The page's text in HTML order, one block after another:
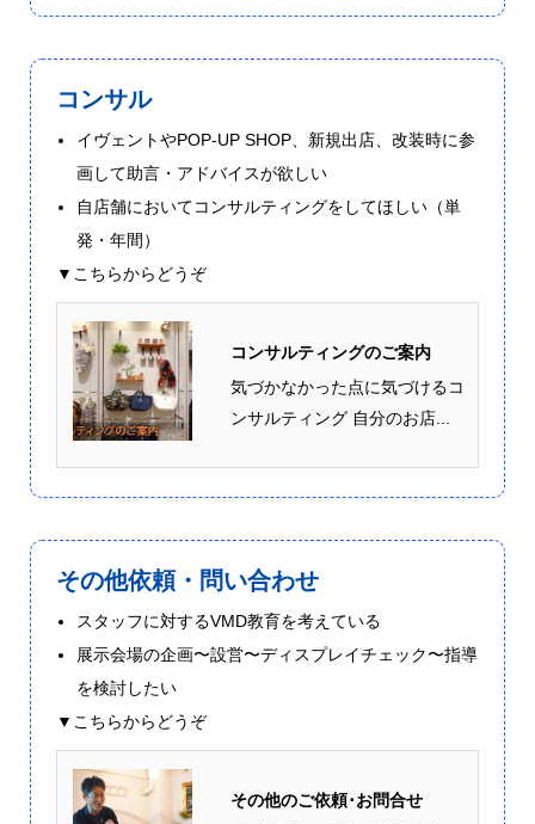
コンサル
イヴェントやPOP-UP SHOP、新規出店、改装時に参
画して助言・アドバイスが欲しい
自店舗においてコンサルティングをしてほしい（単
発・年間）
▼こちらからどうぞ
コンサルティングのご案内
気づかなかった点に気づけるコ
ンサルティング 自分のお店...
その他依頼・問い合わせ
スタッフに対するVMD教育を考えている
展示会場の企画〜設営〜ディスプレイチェック〜指導
を検討したい
▼こちらからどうぞ
その他のご依頼･お問合せ